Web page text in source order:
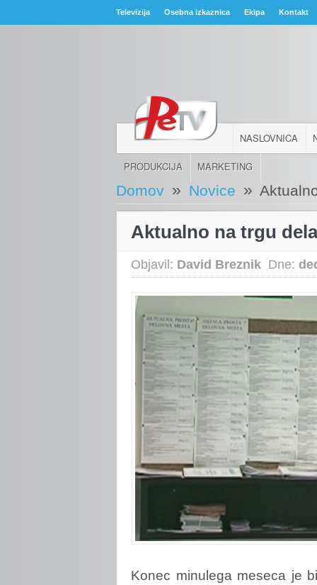
Televizija Osebna izkaznica Ekipa Kontakt
NASLOVNICA
PRODUKCIJA MARKETING
Domov » Novice »
Aktualno na trgu
Objavil: David Breznik Dne:
Konec minulega meseca je